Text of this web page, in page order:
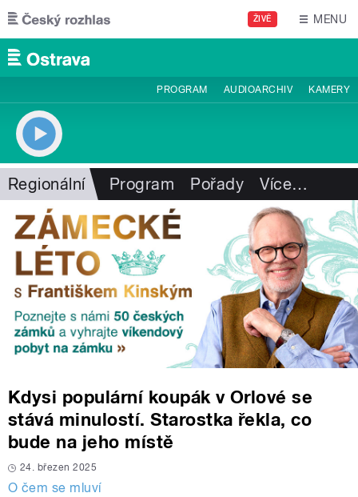
Přejít k hlavnímu obsahu
ŽIVĚ MENU
PROGRAM AUDIOARCHIV KAMERY
Regionální Program Pořady Více…
Kdysi populární koupák v Orlové se
stává minulostí. Starostka řekla, co
bude na jeho místě
24. březen 2025
O čem se mluví